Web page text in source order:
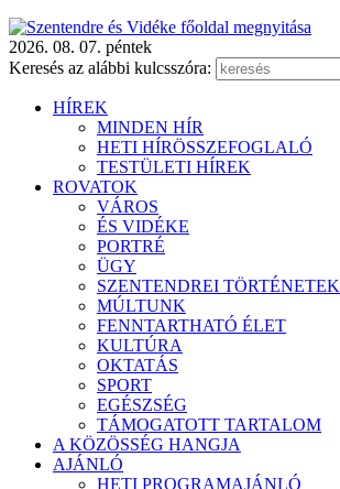
2026. 08. 07. péntek
Keresés az alábbi kulcsszóra:
HÍREK
MINDEN HÍR
HETI HÍRÖSSZEFOGLALÓ
TESTÜLETI HÍREK
ROVATOK
VÁROS
ÉS VIDÉKE
PORTRÉ
ÜGY
SZENTENDREI TÖRTÉNETEK
MÚLTUNK
FENNTARTHATÓ ÉLET
KULTÚRA
OKTATÁS
SPORT
EGÉSZSÉG
TÁMOGATOTT TARTALOM
A KÖZÖSSÉG HANGJA
AJÁNLÓ
HETI PROGRAMAJÁNLÓ